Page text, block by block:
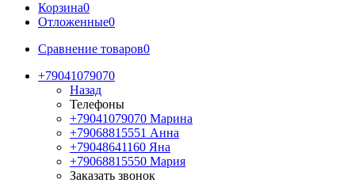
Корзина0
Отложенные0
Сравнение товаров0
+79041079070
Назад
Телефоны
+79041079070 Марина
+79068815551 Анна
+79048641160 Яна
+79068815550 Мария
Заказать звонок